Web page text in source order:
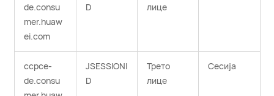
de.consu
mer.huaw
ei.com
D
лице
ccpce-
de.consu
JSESSIONI
D
Трето
лице
Сесија